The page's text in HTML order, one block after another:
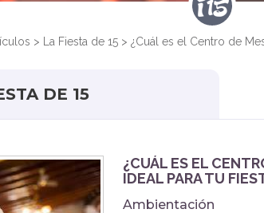
> La Fiesta de 15 > ¿Cuál es el Centro de
DE 15
¿CUÁL ES EL
IDEAL PARA TU
Ambientación